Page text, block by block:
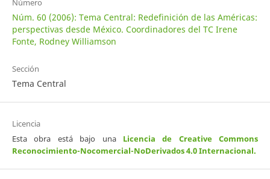
Número
Núm. 60 (2006): Tema Central: Redefinición de las Américas:
perspectivas desde México. Coordinadores del TC Irene
Fonte, Rodney Williamson
Sección
Tema Central
Licencia
Esta obra está bajo una Licencia de Creative Commons
Reconocimiento-Nocomercial-NoDerivados 4.0 Internacional.